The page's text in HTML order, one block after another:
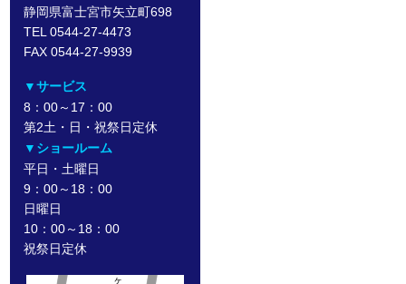
静岡県富士宮市矢立町698
TEL 0544-27-4473
FAX 0544-27-9939
▼サービス
8：00～17：00
第2土・日・祝祭日定休
▼ショールーム
平日・土曜日
9：00～18：00
日曜日
10：00～18：00
祝祭日定休